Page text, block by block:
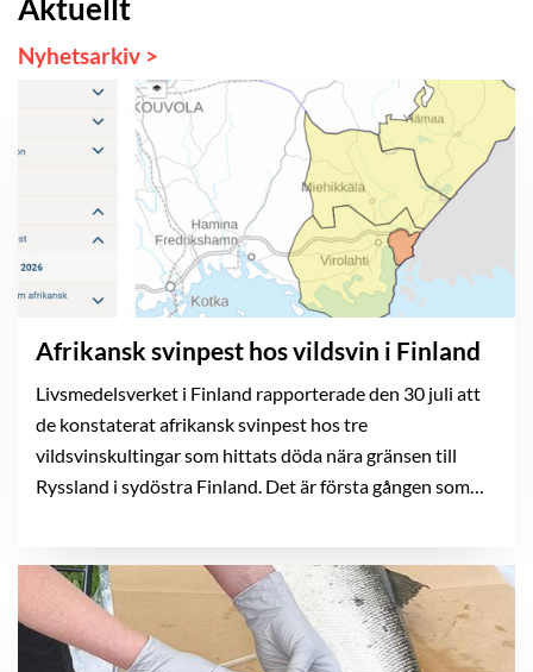
Aktuellt
Nyhetsarkiv >
Afrikansk svinpest hos vildsvin i Finland
Livsmedelsverket i Finland rapporterade den 30 juli att
de konstaterat afrikansk svinpest hos tre
vildsvinskultingar som hittats döda nära gränsen till
Ryssland i sydöstra Finland. Det är första gången som
finns en ständig risk att sjukdomen introduceras till
Sverige.